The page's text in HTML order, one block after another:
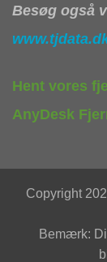
Besøg også
Hent vores
AnyDesk
Copyright
Bemærk: